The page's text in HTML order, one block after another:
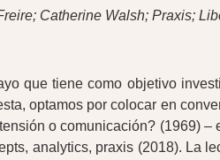
Catherine Walsh; Praxis;
que tiene como objetivo
optamos por colocar en
o comunicación? (1969)
analytics, praxis (2018). La